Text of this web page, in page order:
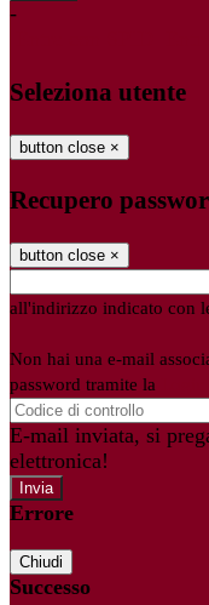
-
Seleziona utente
button close ×
Recupero
button close ×
all'indirizzo indicato con
Non hai una e-mail
password tramite la
E-mail inviata, si
elettronica!
Errore
Chiudi
Successo